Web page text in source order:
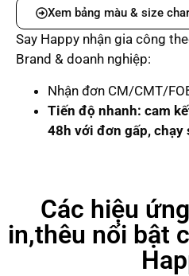
Xem bảng màu & size
Say Happy nhận gia công
Brand & doanh nghiệp:
Nhận đơn CM/CMT/
Tiến độ nhanh: cam
48h với đơn gấp, chạy
Các hiệu
in,thêu nổi bật